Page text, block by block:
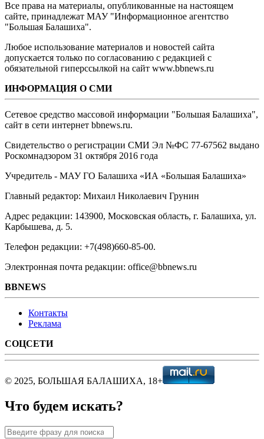
Все права на материалы, опубликованные на настоящем
сайте, принадлежат МАУ "Информационное агентство
"Большая Балашиха".
Любое использование материалов и новостей сайта
допускается только по согласованию с редакцией с
обязательной гиперссылкой на сайт www.bbnews.ru
ИНФОРМАЦИЯ О СМИ
Сетевое средство массовой информации "Большая Балашиха",
сайт в сети интернет bbnews.ru.
Свидетельство о регистрации СМИ Эл №ФС ‎77-67562 выдано
Роскомнадзором 31 октября 2016 года
Учредитель - МАУ ГО Балашиха «ИА «Большая Балашиха»
Главный редактор: Михаил Николаевич Грунин
Адрес редакции: 143900, Московская область, г. Балашиха, ул.
Карбышева, д. 5.
Телефон редакции: +7(498)660-85-00.
Электронная почта редакции: office@bbnews.ru
BBNEWS
Контакты
Реклама
СОЦСЕТИ
© 2025, БОЛЬШАЯ БАЛАШИХА, 18+
Что будем искать?